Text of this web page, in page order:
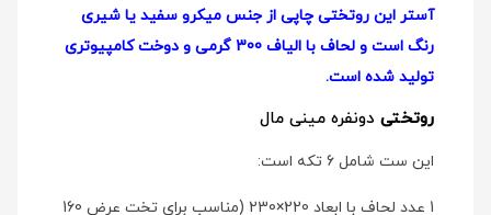
آستر این روتختی چاپی از جنس میکرو سفید یا شیری
رنگ است و لحاف با الیاف 300 گرمی و دوخت کامپیوتری
تولید شده است.
روتختی دو‌نفره مینی مال
این ست شامل 6 تکه است:
1 عدد لحاف با ابعاد 220×230 (مناسب برای تخت عرض 160